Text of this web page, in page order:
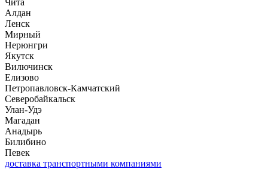
Чита
Алдан
Ленск
Мирный
Нерюнгри
Якутск
Вилючинск
Елизово
Петропавловск-Камчатский
Северобайкальск
Улан-Удэ
Магадан
Анадырь
Билибино
Певек
доставка транспортными компаниями